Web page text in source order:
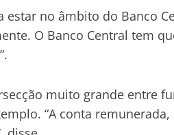
estar no âmbito do Banco
O Banco Central tem
muito grande entre
“A conta